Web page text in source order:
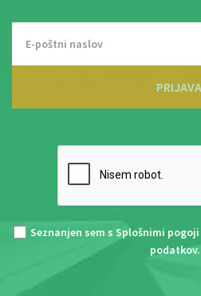
PRIJAVA
Seznanjen sem s Splošnimi pogoji
podatkov